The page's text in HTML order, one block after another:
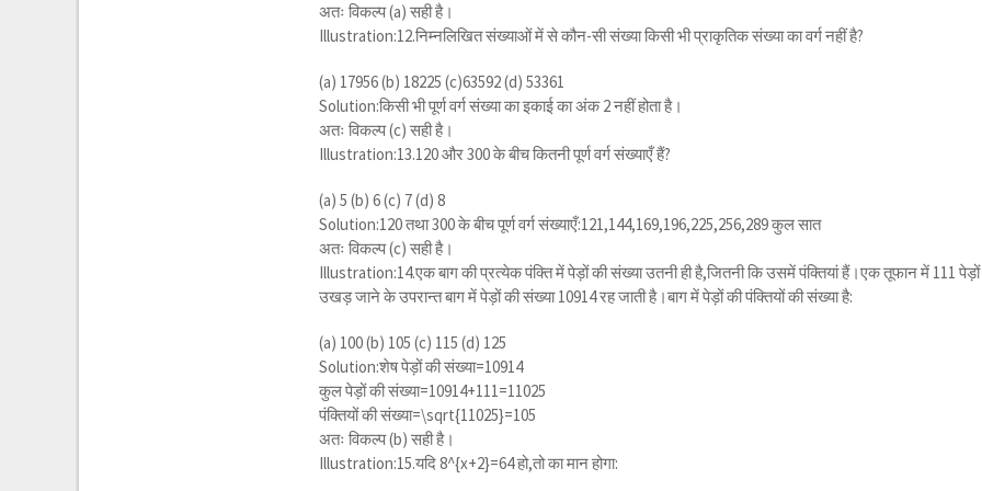
अतः विकल्प (a) सही है।
Illustration:12.निम्नलिखित संख्याओं में से कौन-सी संख्या किसी भी प्राकृतिक संख्या का वर्ग नहीं है?
(a) 17956 (b) 18225 (c)63592 (d) 53361
Solution:किसी भी पूर्ण वर्ग संख्या का इकाई का अंक 2 नहीं होता है।
अतः विकल्प (c) सही है।
Illustration:13.120 और 300 के बीच कितनी पूर्ण वर्ग संख्याएँ हैं?
(a) 5 (b) 6 (c) 7 (d) 8
Solution:120 तथा 300 के बीच पूर्ण वर्ग संख्याएँ:121,144,169,196,225,256,289 कुल सात
अतः विकल्प (c) सही है।
Illustration:14.एक बाग की प्रत्येक पंक्ति में पेड़ों की संख्या उतनी ही है,जितनी कि उसमें पंक्तियां हैं।एक तूफान में 111
उखड़ जाने के उपरान्त बाग में पेड़ों की संख्या 10914 रह जाती है।बाग में पेड़ों की पंक्तियों की संख्या है:
(a) 100 (b) 105 (c) 115 (d) 125
Solution:शेष पेड़ों की संख्या=10914
कुल पेड़ों की संख्या=10914+111=11025
पंक्तियों की संख्या=\sqrt{11025}=105
अतः विकल्प (b) सही है।
Illustration:15.यदि8^{x+2}=64हो,तो का मान होगा: